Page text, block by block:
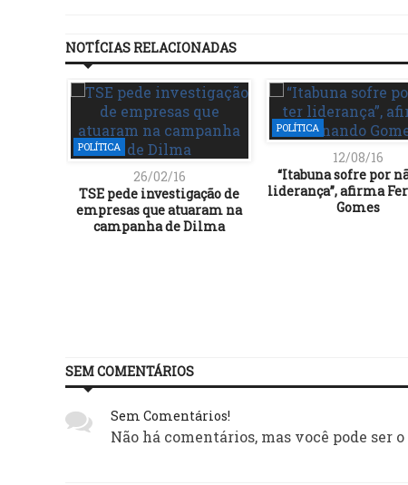
NOTÍCIAS RELACIONADAS
POLÍTICA
26/02/16
TSE pede investigação de
empresas que atuaram na
campanha de Dilma
POLÍTICA
12/08/16
“Itabuna sofre por
liderança”, afirma
Gomes
SEM COMENTÁRIOS
Sem Comentários!
Não há comentários, mas você pode ser